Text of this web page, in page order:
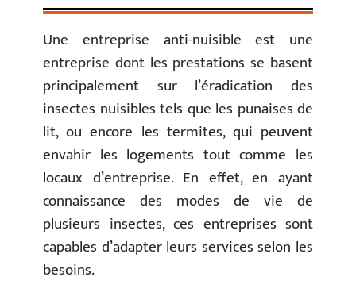
Une entreprise anti-nuisible est une
entreprise dont les prestations se basent
principalement sur l’éradication des
insectes nuisibles tels que les punaises de
lit, ou encore les termites, qui peuvent
envahir les logements tout comme les
locaux d’entreprise. En effet, en ayant
connaissance des modes de vie de
plusieurs insectes, ces entreprises sont
capables d’adapter leurs services selon les
besoins.